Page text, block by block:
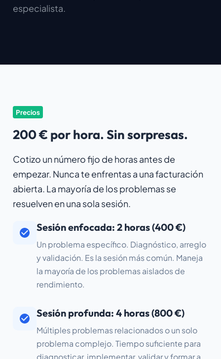
especialista.
Precios
200 € por hora. Sin sorpresas.
Cotizo un número fijo de horas antes de
empezar. Nunca te enfrentas a una facturación
abierta. La mayoría de los problemas se
resuelven en una sola sesión.
Sesión enfocada: 2 horas (400 €)
Un problema específico. Diagnóstico, arreglo
y validación. Es la sesión más común. Maneja
la mayoría de los problemas aislados de
rendimiento.
Sesión profunda: 4 horas (800 €)
Múltiples problemas relacionados o un solo
problema complejo. Tiempo suficiente para
diagnosticar, implementar, validar y formar a